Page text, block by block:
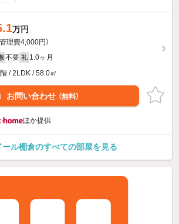
万円
管理費4,000円）
不要 礼 1.0ヶ月
/ 2LDK / 58.0㎡
お問い合わせ （無料）
ほか提供
ール棚倉のすべての部屋を見る